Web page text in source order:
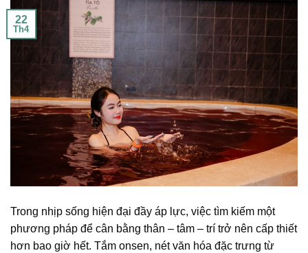
22
Th4
Trong nhịp sống hiện đại đầy áp lực, việc tìm kiếm một
phương pháp để cân bằng thân – tâm – trí trở nên cấp thiết
hơn bao giờ hết. Tắm onsen, nét văn hóa đặc trưng từ